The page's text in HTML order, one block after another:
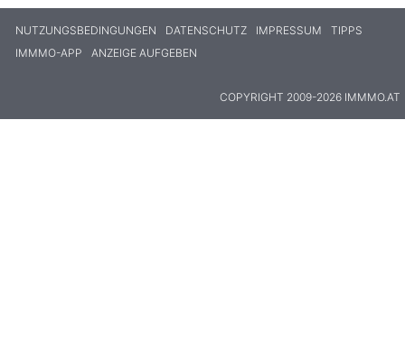
NUTZUNGSBEDINGUNGEN DATENSCHUTZ IMPRESSUM
TIPPS
IMMMO-APP
ANZEIGE AUFGEBEN
COPYRIGHT 2009-2026 IMMMO.AT